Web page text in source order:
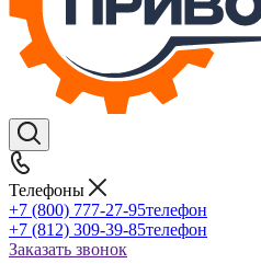
Телефоны
+7 (800) 777-27-95телефон
+7 (812) 309-39-85телефон
Заказать звонок